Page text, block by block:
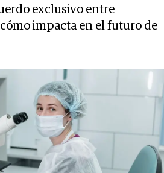
exclusivo entre
impacta en el futuro de